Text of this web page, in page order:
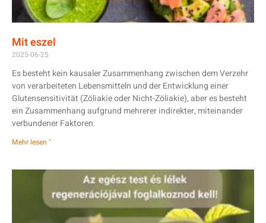
Mit eszel
2025-06-25
Es besteht kein kausaler Zusammenhang zwischen dem Verzehr
von verarbeiteten Lebensmitteln und der Entwicklung einer
Glutensensitivität (Zöliakie oder Nicht-Zöliakie), aber es besteht
ein Zusammenhang aufgrund mehrerer indirekter, miteinander
verbundener Faktoren.
Mehr lesen "